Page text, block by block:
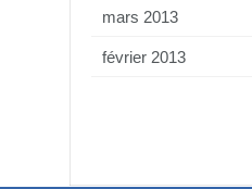
mars 2013
février 2013